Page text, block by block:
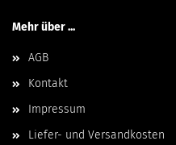
Mehr über ...
AGB
Kontakt
Impressum
Liefer- und Versandkosten